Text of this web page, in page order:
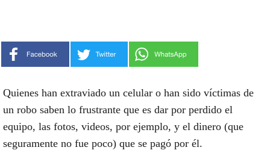
Quienes han extraviado un celular o han sido víctimas de
un robo saben lo frustrante que es dar por perdido el
equipo, las fotos, videos, por ejemplo, y el dinero (que
seguramente no fue poco) que se pagó por él.